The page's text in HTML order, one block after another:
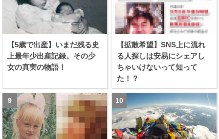
【5歳で出産】いまだ残る史
上最年少出産記録。その少
女の真実の物語！
【拡散希望】SNS上に流れ
る人探しは安易にシェアし
ちゃいけないって知って
た！？